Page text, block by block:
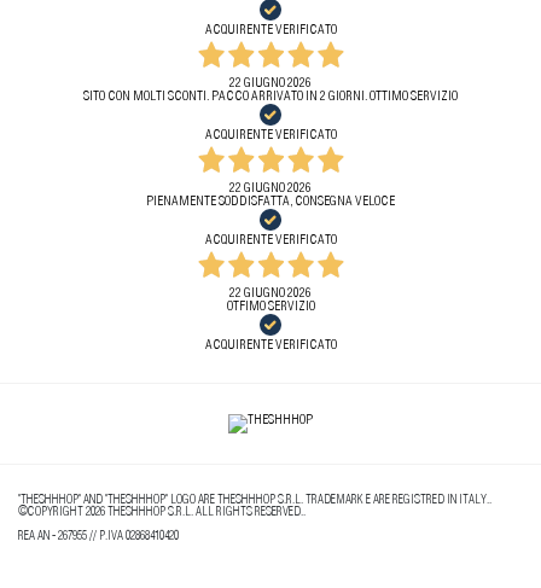
ACQUIRENTE VERIFICATO
22 GIUGNO 2026
SITO CON MOLTI SCONTI. PACCO ARRIVATO IN 2 GIORNI. OTTIMO SERVIZIO
ACQUIRENTE VERIFICATO
22 GIUGNO 2026
PIENAMENTE SODDISFATTA, CONSEGNA VELOCE
ACQUIRENTE VERIFICATO
22 GIUGNO 2026
OTFIMO SERVIZIO
ACQUIRENTE VERIFICATO
"THESHHHOP" AND "THESHHHOP" LOGO ARE THESHHHOP S.R.L. TRADEMARK E ARE REGISTRED IN ITALY..
©COPYRIGHT 2026 THESHHHOP S.R.L. ALL RIGHTS RESERVED..
REA AN - 267955 // P.IVA 02868410420